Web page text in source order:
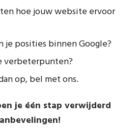
hoe jouw website ervoor
posities binnen Google?
verbeterpunten?
op, bel met ons.
je één stap verwijderd